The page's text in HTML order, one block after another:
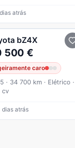
atrás
bZ4X
500 €
caro
· 34 700 km · Elétrico ·
cv
dias atrás